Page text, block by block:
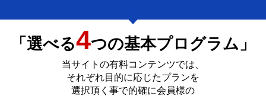
「選べる4つの基本プログラム」
当サイトの有料コンテンツでは、
それぞれ目的に応じたプランを
選択頂く事で的確に会員様の